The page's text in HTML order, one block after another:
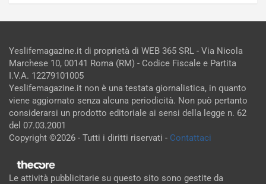
Yeslifemagazine.it di proprietà di WEB 365 SRL - Via Nicola
Marchese 10, 00141 Roma (RM) - Codice Fiscale e Partita
I.V.A. 12279101005
Yeslifemagazine.it non è una testata giornalistica, in quanto
viene aggiornato senza alcuna periodicità. Non può pertanto
considerarsi un prodotto editoriale ai sensi della legge n. 62
del 07.03.2001
Copyright ©2026 - Tutti i diritti riservati - Contattaci
Le attività pubblicitarie su questo sito sono gestite da